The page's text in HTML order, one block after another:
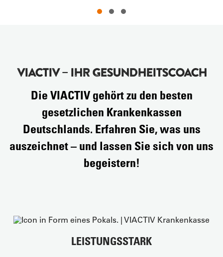
VIACTIV – IHR GESUNDHEITSCOACH
Die VIACTIV gehört zu den besten
gesetzlichen Krankenkassen
Deutschlands. Erfahren Sie, was uns
auszeichnet – und lassen Sie sich von uns
begeistern!
LEISTUNGSSTARK